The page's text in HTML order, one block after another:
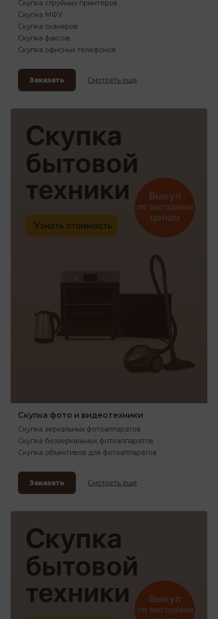
Скупка струйных принтеров
Скупка МФУ
Скупка сканеров
Скупка факсов
Скупка офисных телефонов
Заказать Смотреть еще
Скупка фото и видеотехники
Скупка зеркальных фотоаппаратов
Скупка беззеркальных фотоаппаратов
Скупка объективов для фотоаппаратов
Заказать Смотреть еще